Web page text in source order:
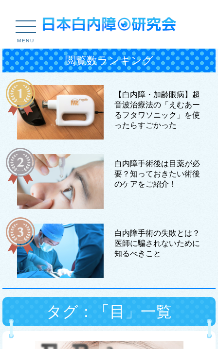
MENU
閲覧数ランキング
【白内障・加齢眼病】超
音波治療法の「えむあー
るフタワソニック」を使
ったらすごかった
白内障手術後は目薬が必
要？知っておきたい術後
のケアをご紹介！
白内障手術の失敗とは？
医師に騙されないために
知るべきこと
タグ：「目」一覧